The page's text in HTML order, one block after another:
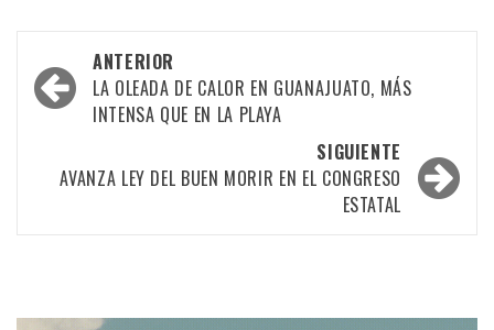
Navegación
por
entradas
ANTERIOR
LA OLEADA DE CALOR EN GUANAJUATO, MÁS
INTENSA QUE EN LA PLAYA
SIGUIENTE
AVANZA LEY DEL BUEN MORIR EN EL CONGRESO
ESTATAL